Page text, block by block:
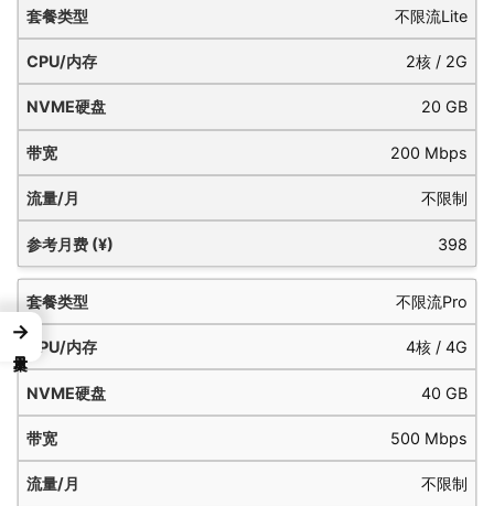
不限流Lite
2核 / 2G
20 GB
200 Mbps
不限制
398
不限流Pro
4核 / 4G
40 GB
500 Mbps
不限制
→